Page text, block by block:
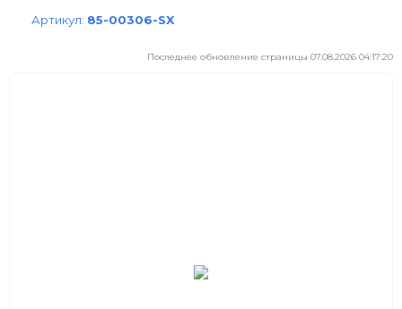
Артикул: 85-00306-SX
Последнее обновление страницы 07.08.2026 04:17:20